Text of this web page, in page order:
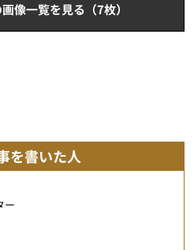
像一覧を見る（7枚）
を書いた人
ー